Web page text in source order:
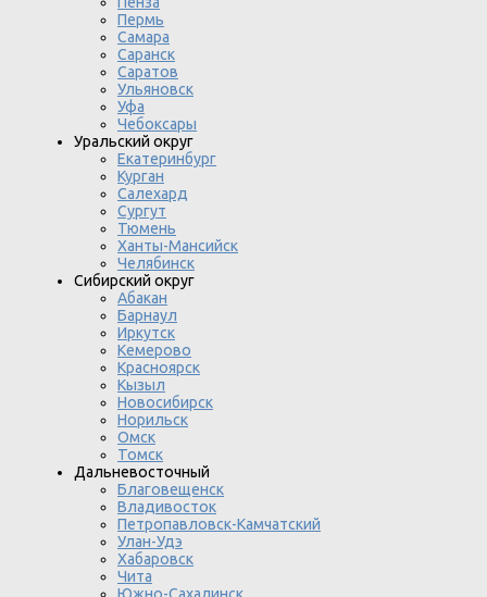
Пермь
Самара
Саранск
Саратов
Ульяновск
Уфа
Чебоксары
Уральский округ
Екатеринбург
Курган
Салехард
Сургут
Тюмень
Ханты-Мансийск
Челябинск
Сибирский округ
Абакан
Барнаул
Иркутск
Кемерово
Красноярск
Кызыл
Новосибирск
Норильск
Омск
Томск
Дальневосточный
Благовещенск
Владивосток
Петропавловск-Камчатский
Улан-Удэ
Хабаровск
Чита
Южно-Сахалинск